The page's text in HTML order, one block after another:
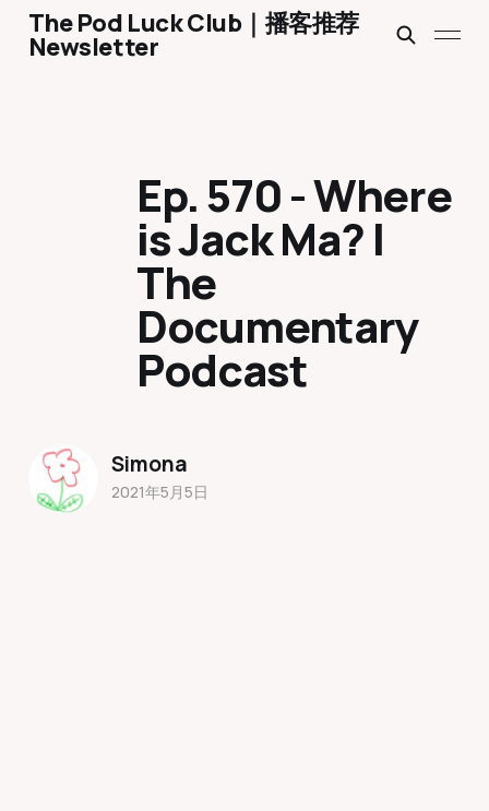
The Pod Luck Club｜播客推荐
Newsletter
Ep. 570 - Where
is Jack Ma? |
The
Documentary
Podcast
Simona
2021年5月5日